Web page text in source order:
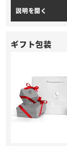
ギフト包装